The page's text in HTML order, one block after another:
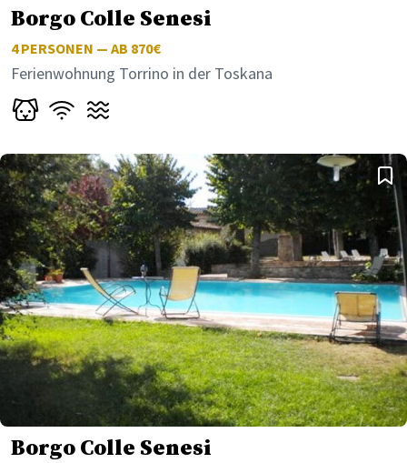
Borgo Colle Senesi
4PERSONEN — AB 870€
Ferienwohnung Torrino in der Toskana
Borgo Colle Senesi